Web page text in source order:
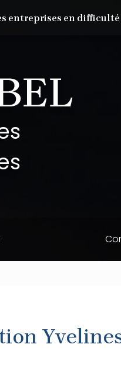
entreprises en difficulté